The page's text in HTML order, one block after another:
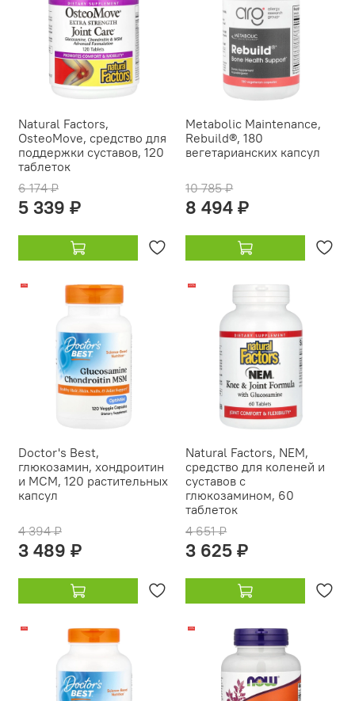
Natural Factors,
OsteoMove, средство для
поддержки суставов, 120
таблеток
6 174 ₽
5 339 ₽
Metabolic Maintenance,
Rebuild®, 180
вегетарианских капсул
10 785 ₽
8 494 ₽
-21%
Doctor's Best,
глюкозамин, хондроитин
и МСМ, 120 растительных
капсул
4 394 ₽
3 489 ₽
-22%
Natural Factors, NEM,
средство для коленей и
суставов с
глюкозамином, 60
таблеток
4 651 ₽
3 625 ₽
-18% -13%